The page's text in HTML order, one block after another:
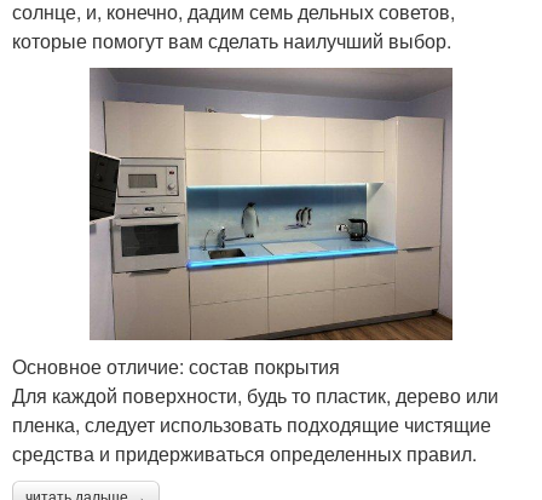
солнце, и, конечно, дадим семь дельных советов,
которые помогут вам сделать наилучший выбор.
Основное отличие: состав покрытия
Для каждой поверхности, будь то пластик, дерево или
пленка, следует использовать подходящие чистящие
средства и придерживаться определенных правил.